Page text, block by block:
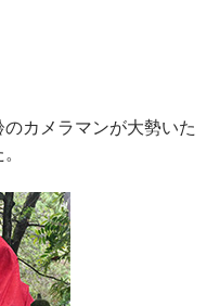
カメラマンが大勢いた